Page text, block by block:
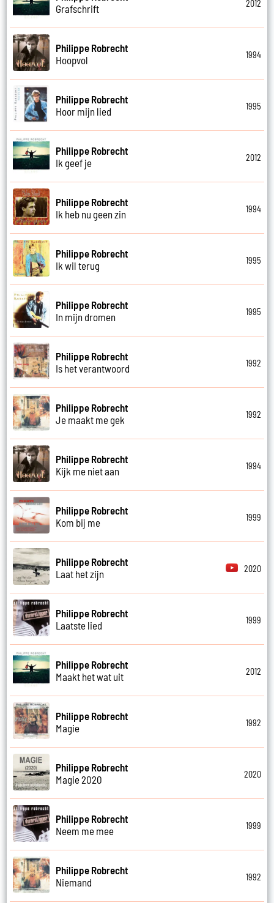
Grafschrift
2012
Philippe Robrecht
Hoopvol
1994
Philippe Robrecht
Hoor mijn lied
1995
Philippe Robrecht
Ik geef je
2012
Philippe Robrecht
Ik heb nu geen zin
1994
Philippe Robrecht
Ik wil terug
1995
Philippe Robrecht
In mijn dromen
1995
Philippe Robrecht
Is het verantwoord
1992
Philippe Robrecht
Je maakt me gek
1992
Philippe Robrecht
Kijk me niet aan
1994
Philippe Robrecht
Kom bij me
1999
Philippe Robrecht
Laat het zijn
2020
Philippe Robrecht
Laatste lied
1999
Philippe Robrecht
Maakt het wat uit
2012
Philippe Robrecht
Magie
1992
Philippe Robrecht
Magie 2020
2020
Philippe Robrecht
Neem me mee
1999
Philippe Robrecht
Niemand
1992